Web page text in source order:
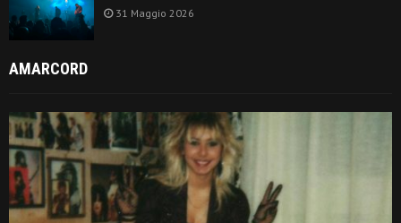
31 Maggio 2026
AMARCORD